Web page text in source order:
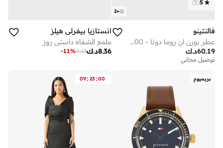
+
2
5
(
5
)
فالنتينو
عطر بورن ان روما دونا - 100 مل
د.ك60.19
توصيل مجاني
انستازيا بيفرلي هيلز‎
ملمع الشفاه داستي روز
د.ك8.36
9.33
-11%
بريميوم 09: 23:00